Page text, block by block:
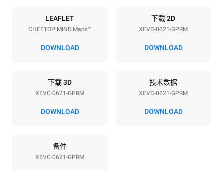
电压
220-240V 1N~
功率
1 kW
插头类型
F型插头 | ✓
电力能耗（kWh）
LEAFLET
CHEFTOP MIND.Maps™
DOWNLOAD
下载 2D
XEVC-0621-GPRM
DOWNLOAD
下载 3D
XEVC-0621-GPRM
DOWNLOAD
技术数据
XEVC-0621-GPRM
DOWNLOAD
备件
XEVC-0621-GPRM